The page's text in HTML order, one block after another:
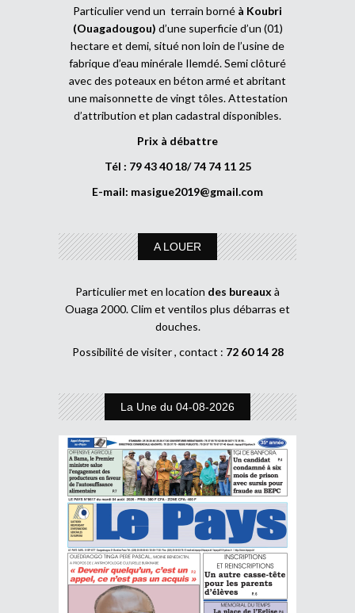
Particulier vend un terrain borné à Koubri
(Ouagadougou) d’une superficie d’un (01)
hectare et demi, situé non loin de l’usine de
fabrique d’eau minérale Ilemdé. Semi clôturé
avec des poteaux en béton armé et abritant
une maisonnette de vingt tôles. Attestation
d’attribution et plan cadastral disponibles.
Prix à débattre
Tél : 79 43 40 18/ 74 74 11 25
E-mail: masigue2019@gmail.com
A LOUER
Particulier met en location des bureaux à
Ouaga 2000. Clim et ventilos plus débarras et
douches.
Possibilité de visiter , contact : 72 60 14 28
La Une du 04-08-2026